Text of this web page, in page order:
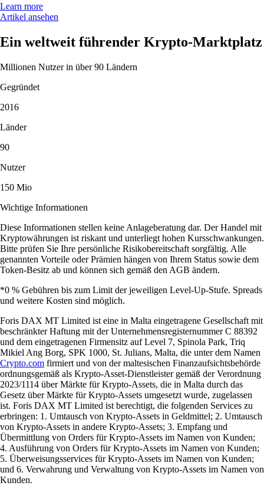
Learn more
Artikel ansehen
Ein weltweit führender Krypto-Marktplatz
Millionen Nutzer in über 90 Ländern
Gegründet
2016
Länder
90
Nutzer
150 Mio
Wichtige Informationen
Diese Informationen stellen keine Anlageberatung dar. Der Handel mit
Kryptowährungen ist riskant und unterliegt hohen Kursschwankungen.
Bitte prüfen Sie Ihre persönliche Risikobereitschaft sorgfältig. Alle
genannten Vorteile oder Prämien hängen von Ihrem Status sowie dem
Token-Besitz ab und können sich gemäß den AGB ändern.
*0 % Gebühren bis zum Limit der jeweiligen Level-Up-Stufe. Spreads
und weitere Kosten sind möglich.
Foris DAX MT Limited ist eine in Malta eingetragene Gesellschaft mit
beschränkter Haftung mit der Unternehmensregisternummer C 88392
und dem eingetragenen Firmensitz auf Level 7, Spinola Park, Triq
Mikiel Ang Borg, SPK 1000, St. Julians, Malta, die unter dem Namen
Crypto.com firmiert und von der maltesischen Finanzaufsichtsbehörde
ordnungsgemäß als Krypto-Asset-Dienstleister gemäß der Verordnung
2023/1114 über Märkte für Krypto-Assets, die in Malta durch das
Gesetz über Märkte für Krypto-Assets umgesetzt wurde, zugelassen
ist. Foris DAX MT Limited ist berechtigt, die folgenden Services zu
erbringen: 1. Umtausch von Krypto-Assets in Geldmittel; 2. Umtausch
von Krypto-Assets in andere Krypto-Assets; 3. Empfang und
Übermittlung von Orders für Krypto-Assets im Namen von Kunden;
4. Ausführung von Orders für Krypto-Assets im Namen von Kunden;
5. Überweisungsservices für Krypto-Assets im Namen von Kunden;
und 6. Verwahrung und Verwaltung von Krypto-Assets im Namen von
Kunden.